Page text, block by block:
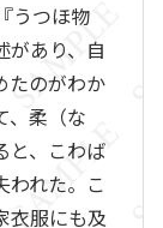
うつほ物
があり、自
たのがわか
、柔（な
と、こわば
われた。こ
衣服にも及